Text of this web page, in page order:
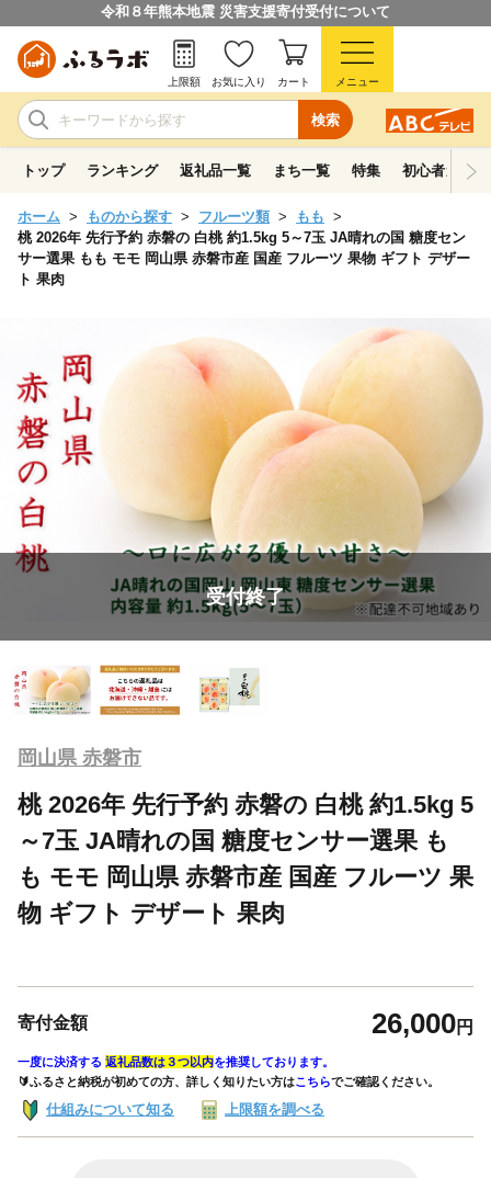
令和８年熊本地震 災害支援寄付受付について
検索
上限額 お気に入り カート メニュー
トップ ランキング 返礼品一覧 まち一覧 特集 初心者ガイド
ホーム ものから探す フルーツ類
もも
桃 2026年 先行予約 赤磐の 白桃 約1.5kg 5～7玉 JA晴れの国 糖度セン
サー選果 もも モモ 岡山県 赤磐市産 国産 フルーツ 果物 ギフト デザー
ト 果肉
受付終了
岡山県 赤磐市
桃 2026年 先行予約 赤磐の 白桃 約1.5kg 5
～7玉 JA晴れの国 糖度センサー選果 も
も モモ 岡山県 赤磐市産 国産 フルーツ 果
物 ギフト デザート 果肉
寄付金額 26,000円
一度に決済する 返礼品数は３つ以内を推奨しております。
🔰ふるさと納税が初めての方、詳しく知りたい方はこちらでご確認ください。
仕組みについて知る 上限額を調べる